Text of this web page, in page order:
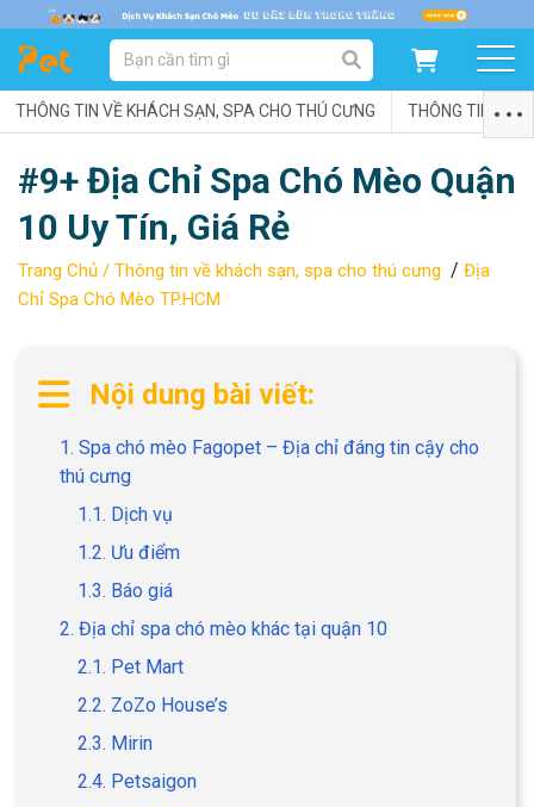
DANH MỤC SẢN PHẨM
SẢN PHẨM DÀNH CHO MÈO SẢN PHẨM DÀNH CHO CHÓ
SẨN PHẨM THEO THƯƠNG HIỆU
GIỚI THIỆU
DỊCH VỤ
Khách sạn chó mèo
THÔNG TIN VỀ KHÁCH SẠN, SPA CHO THÚ CƯNG THÔNG TIN VỀ
#9+ Địa Chỉ Spa Chó Mèo Quận
10 Uy Tín, Giá Rẻ
Trang Chủ / Thông tin về khách sạn, spa cho thú cưng / Địa
Chỉ Spa Chó Mèo TP.HCM
Nội dung bài viết:
1. Spa chó mèo Fagopet – Địa chỉ đáng tin cậy cho
thú cưng
1.1. Dịch vụ
1.2. Ưu điểm
1.3. Báo giá
2. Địa chỉ spa chó mèo khác tại quận 10
2.1. Pet Mart
2.2. ZoZo House’s
2.3. Mirin
2.4. Petsaigon